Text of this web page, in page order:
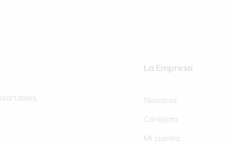
La Empresa
Nosotros
Contacto
Mi cuenta